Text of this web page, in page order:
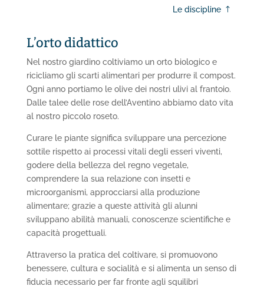
Le discipline
L’orto didattico
Nel nostro giardino coltiviamo un orto biologico e
ricicliamo gli scarti alimentari per produrre il compost.
Ogni anno portiamo le olive dei nostri ulivi al frantoio.
Dalle talee delle rose dell’Aventino abbiamo dato vita
al nostro piccolo roseto.
Curare le piante significa sviluppare una percezione
sottile rispetto ai processi vitali degli esseri viventi,
godere della bellezza del regno vegetale,
comprendere la sua relazione con insetti e
microorganismi, approcciarsi alla produzione
alimentare; grazie a queste attività gli alunni
sviluppano abilità manuali, conoscenze scientifiche e
capacità progettuali.
Attraverso la pratica del coltivare, si promuovono
benessere, cultura e socialità e si alimenta un senso di
fiducia necessario per far fronte agli squilibri